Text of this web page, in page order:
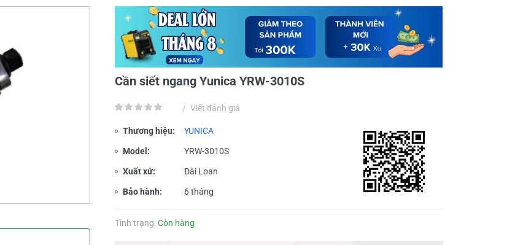
Cần siết ngang Yunica YRW-3010S
/ Viết đánh giá
Thương hiệu: YUNICA
Model: YRW-3010S
Xuất xứ: Đài Loan
Bảo hành: 6 tháng
Tình trạng:Còn hàng